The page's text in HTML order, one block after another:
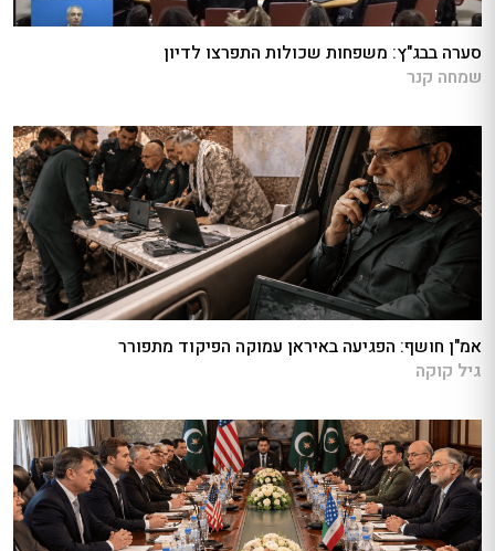
סערה בבג"ץ: משפחות שכולות התפרצו לדיון
שמחה קנר
אמ"ן חושף: הפגיעה באיראן עמוקה הפיקוד מתפורר
גיל קוקה